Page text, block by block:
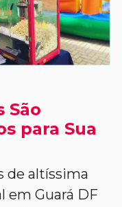
São
para Sua
de altíssima
em Guará DF